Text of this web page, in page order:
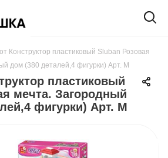
Конструктор пластиковый Sluban Розовая
дом (380 деталей,4 фигурки) Арт. M
пластиковый
мечта. Загородный
фигурки) Арт. M